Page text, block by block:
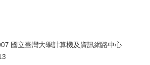
立臺灣大學計算機及資訊網路中心